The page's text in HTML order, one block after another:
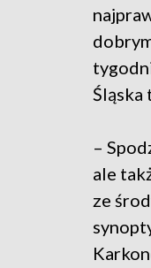
Śląska
–
ale
ze